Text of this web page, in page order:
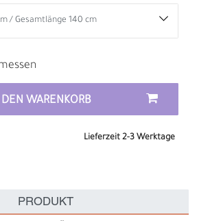
WARENKORB
Lieferzeit 2-3 Werktage
PRODUKT